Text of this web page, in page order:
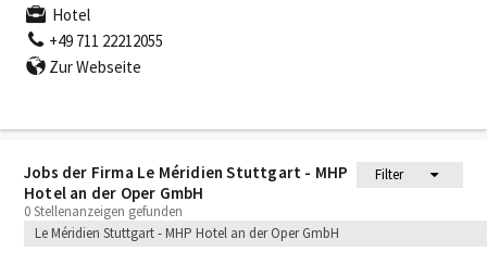
Jobs der Firma Le Méridien Stuttgart - MHP
Hotel an der Oper GmbH
Filter
0 Stellenanzeigen gefunden
Le Méridien Stuttgart - MHP Hotel an der Oper GmbH
Hotel
+49 711 22212055
Zur Webseite